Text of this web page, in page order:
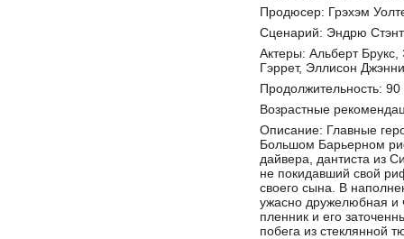
Продюсер: Грэхэм
Сценарий: Эндрю
Актеры: Альберт
Гэррет, Эллисон
Продолжительность:
Возрастные
Описание: Главные
Большом Барьерном
дайвера, дантиста из
не покидавший свой
своего сына. В
ужасно дружелюбная и
пленник и его
побега из стеклянной